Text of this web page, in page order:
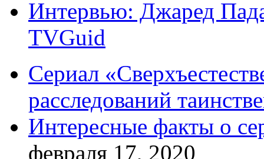
Интервью: Джаред
TVGuid
Сериал
расследований
Интересные факты о
февраля 17, 2020